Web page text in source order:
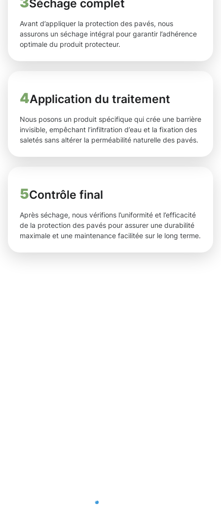
Séchage complet
Avant d’appliquer la protection des pavés, nous
assurons un séchage intégral pour garantir l’adhérence
optimale du produit protecteur.
4Application du traitement
Nous posons un produit spécifique qui crée une barrière
invisible, empêchant l’infiltration d’eau et la fixation des
saletés sans altérer la perméabilité naturelle des pavés.
5Contrôle final
Après séchage, nous vérifions l’uniformité et l’efficacité
de la protection des pavés pour assurer une durabilité
maximale et une maintenance facilitée sur le long terme.